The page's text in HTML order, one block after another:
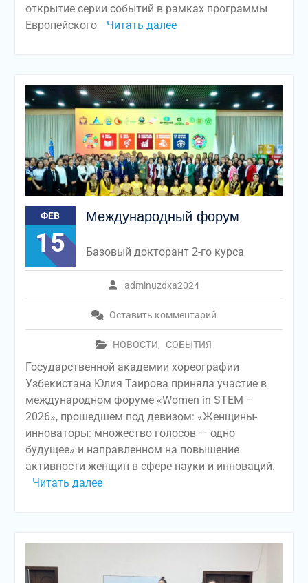
открытие серии событий в рамках программы
Европейского
Читать далее
ФЕВ
15
Международный форум
adminuzdxa2024
Оставить комментарий
НОВОСТИ, СОБЫТИЯ
Базовый докторант 2-го курса
Государственной академии хореографии
Узбекистана Юлия Таирова приняла участие в
международном форуме «Women in STEM –
2026», прошедшем под девизом: «Женщины-
инноваторы: множество голосов — одно
будущее» и направленном на повышение
активности женщин в сфере науки и инноваций.
Читать далее